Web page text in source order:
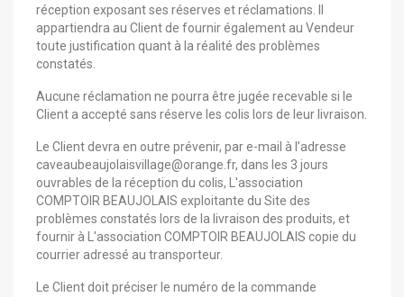
réception exposant ses réserves et réclamations. Il
appartiendra au Client de fournir également au Vendeur
toute justification quant à la réalité des problèmes
constatés.
Aucune réclamation ne pourra être jugée recevable si le
Client a accepté sans réserve les colis lors de leur livraison.
Le Client devra en outre prévenir, par e-mail à l’adresse
caveaubeaujolaisvillage@orange.fr, dans les 3 jours
ouvrables de la réception du colis, L'association
COMPTOIR BEAUJOLAIS exploitante du Site des
problèmes constatés lors de la livraison des produits, et
fournir à L'association COMPTOIR BEAUJOLAIS copie du
courrier adressé au transporteur.
Le Client doit préciser le numéro de la commande